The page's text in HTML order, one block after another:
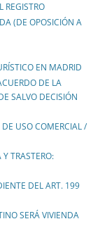
REGISTRO
(DE OPOSICIÓN A
EN MADRID
DE LA
SALVO DECISIÓN
USO COMERCIAL /
TRASTERO:
DEL ART. 199
SERÁ VIVIENDA